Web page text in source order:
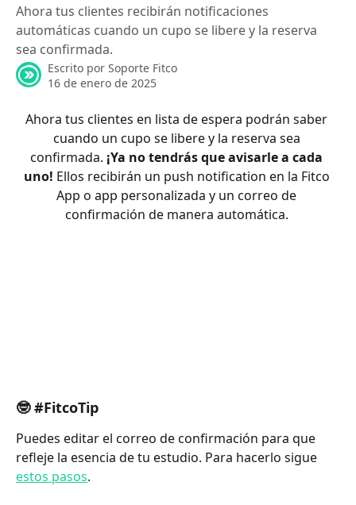
Ahora tus clientes recibirán notificaciones
automáticas cuando un cupo se libere y la reserva
sea confirmada.
Escrito por Soporte Fitco
16 de enero de 2025
Ahora tus clientes en lista de espera podrán saber
cuando un cupo se libere y la reserva sea
confirmada. ¡Ya no tendrás que avisarle a cada
uno! Ellos recibirán un push notification en la Fitco
App o app personalizada y un correo de
confirmación de manera automática.
🤓 #FitcoTip
Puedes editar el correo de confirmación para que
refleje la esencia de tu estudio. Para hacerlo sigue
estos pasos.